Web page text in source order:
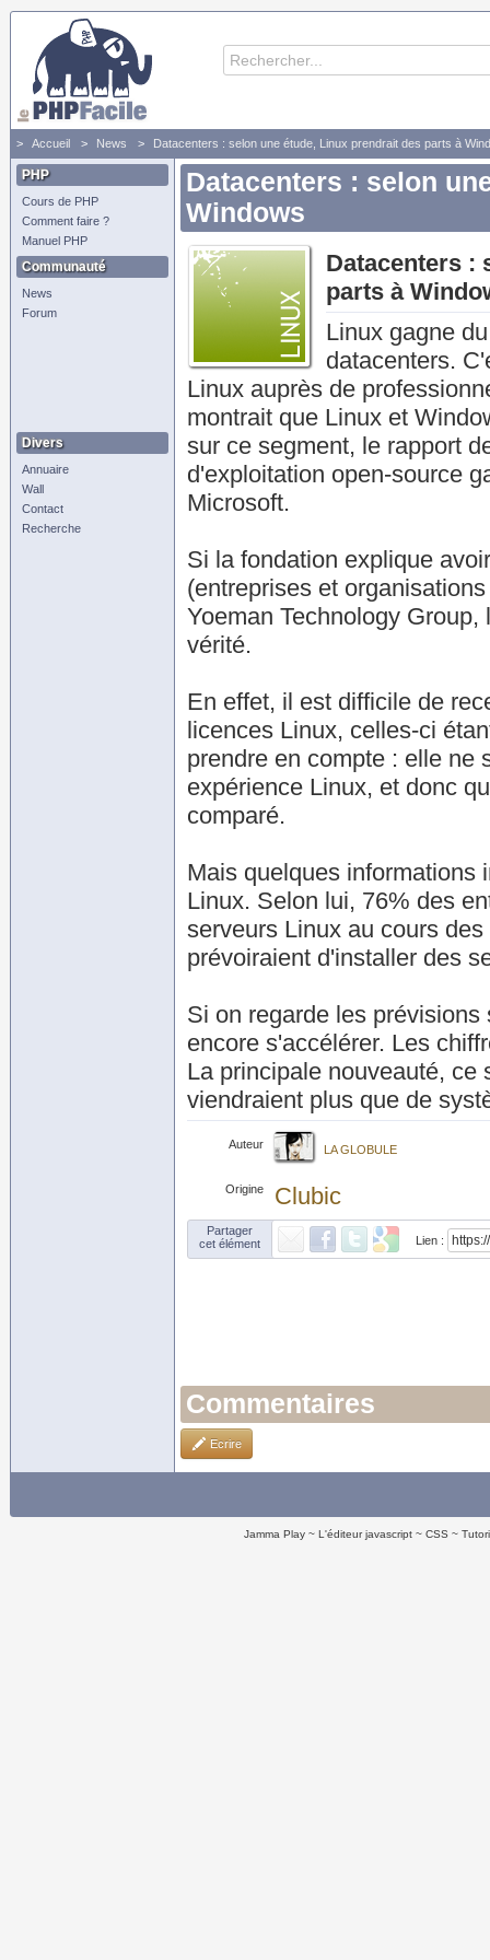
Accueil News Datacenters : selon une étude, Linux prendrait des parts à
PHP
Cours de PHP
Comment faire ?
Manuel PHP
Communauté
News
Forum
Divers
Annuaire
Wall
Contact
Recherche
Datacenters : selon
Windows
Datacenters :
parts à
Linux gagne
datacenters.
Linux auprès de
montrait que Linux et
sur ce segment, le rapport
d'exploitation open-source
Microsoft.
Si la fondation explique
(entreprises et
Yoeman Technology
vérité.
En effet, il est difficile de
licences Linux, celles-ci
prendre en compte : elle ne
expérience Linux, et donc
comparé.
Mais quelques informations
Linux. Selon lui, 76% des
serveurs Linux au cours
prévoiraient d'installer des
Si on regarde les
encore s'accélérer. Les
La principale nouveauté, ce
viendraient plus que de
Auteur LA GLOBULE
Origine Clubic
Partager
cet élément
Lien :
Commentaires
Ecrire
Jamma Play L'éditeur javascript CSS